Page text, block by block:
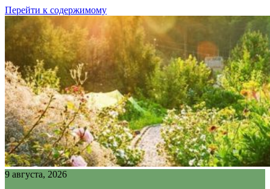
Перейти к содержимому
9 августа, 2026